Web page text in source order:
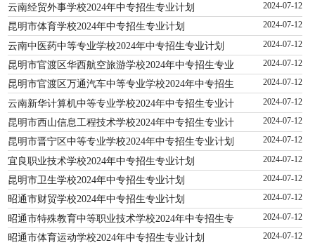
云南经贸外事学校2024年中专招生专业计划 2024-07-12
昆明市体育学校2024年中专招生专业计划 2024-07-12
云南中医药中等专业学校2024年中专招生专业计划 2024-07-12
昆明市官渡区华西航空旅游学校2024年中专招生专业 2024-07-12
昆明市官渡区万通汽车中等专业学校2024年中专招生 2024-07-12
云南新华计算机中等专业学校2024年中专招生专业计 2024-07-12
昆明市西山信息工程技术学校2024年中专招生专业计 2024-07-12
昆明市晋宁区中等专业学校2024年中专招生专业计划 2024-07-12
宜良职业技术学校2024年中专招生专业计划 2024-07-12
昆明市卫生学校2024年中专招生专业计划 2024-07-12
昭通市财贸学校2024年中专招生专业计划 2024-07-12
昭通市特殊教育中等职业技术学校2024年中专招生专 2024-07-12
昭通市体育运动学校2024年中专招生专业计划 2024-07-12